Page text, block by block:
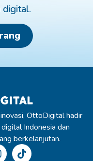
digital.
OttoDigital hadir
Indonesia dan
berkelanjutan.